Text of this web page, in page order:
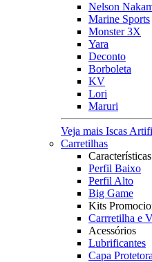
Nelson
Marine Sports
Monster 3X
Yara
Deconto
Borboleta
KV
Lori
Maruri
Veja mais Iscas
Carretilhas
Características
Perfil Baixo
Perfil Alto
Big Game
Kits
Carrretilha e
Acessórios
Lubrificantes
Capa Protetora